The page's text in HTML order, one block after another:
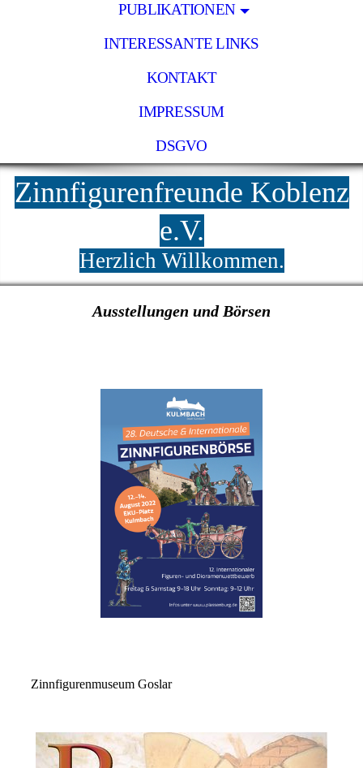
PUBLIKATIONEN
INTERESSANTE LINKS
KONTAKT
IMPRESSUM
DSGVO
Zinnfigurenfreunde Koblenz
e.V.
Herzlich Willkommen.
Ausstellungen und Börsen
Zinnfigurenmuseum Goslar